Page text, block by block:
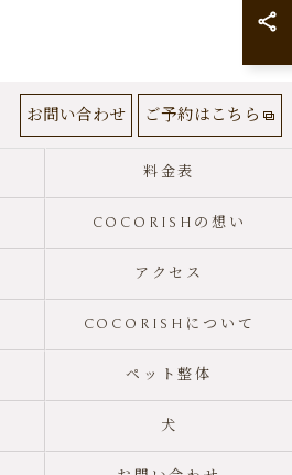
お問い合わせ ご予約はこちら
料金表
COCORISHの想い
アクセス
COCORISHについて
ペット整体
犬